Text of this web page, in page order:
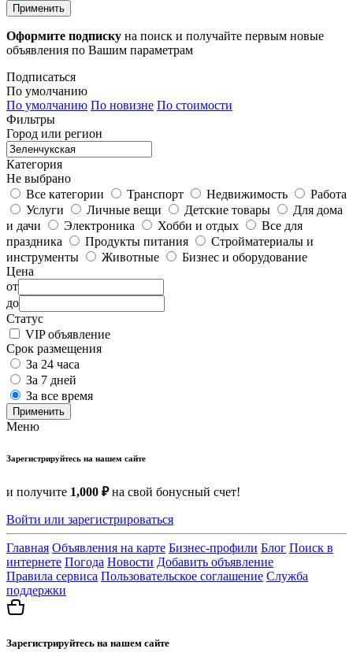
Применить
Оформите подписку на поиск и получайте первым новые
объявления по Вашим параметрам
Подписаться
По умолчанию
По умолчанию По новизне По стоимости
Фильтры
Город или регион
Категория
Не выбрано
Все категории
Транспорт Недвижимость
Работа
Услуги
Личные вещи Детские товары
Для дома
и дачи
Электроника Хобби и отдых
Все для
праздника
Продукты питания
Стройматериалы и
инструменты
Животные
Бизнес и оборудование
Цена
от
до
Статус
VIP объявление
Срок размещения
За 24 часа
За 7 дней
За все время
Применить
Меню
Зарегистрируйтесь на нашем сайте
и получите 1,000 ₽на свой бонусный счет!
Войти или зарегистрироваться
Главная Объявления на карте Бизнес-профили Блог Поиск в
интернете Погода Новости Добавить объявление
Правила сервиса Пользовательское соглашение Служба
поддержки
Зарегистрируйтесь на нашем сайте